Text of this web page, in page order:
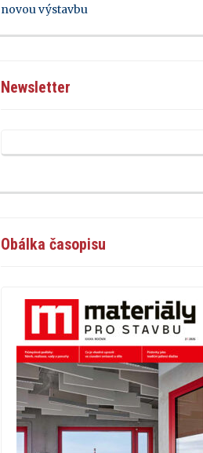
novou výstavbu
Newsletter
Obálka časopisu